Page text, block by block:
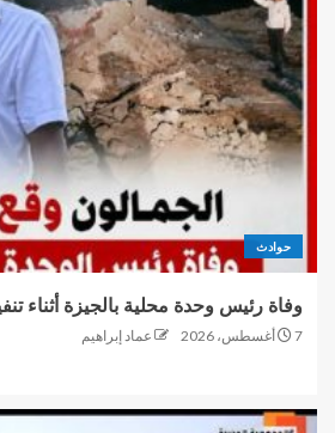
حوادث
وفاة رئيس وحدة محلية بالجيزة أثناء
7 أغسطس، 2026 عماد إبراهيم